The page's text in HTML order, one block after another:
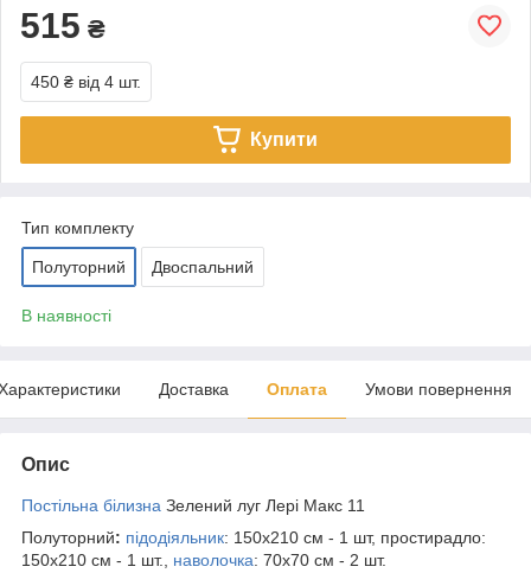
515 ₴
450 ₴ від 4 шт.
Купити
Тип комплекту
Полуторний Двоспальний
В наявності
Доставка Оплата Умови повернення
Опис
Постільна білизна Зелений луг Лері Макс 11
Полуторний: підодіяльник: 150х210 см - 1 шт, простирадло:
150х210 см - 1 шт., наволочка: 70х70 см - 2 шт.